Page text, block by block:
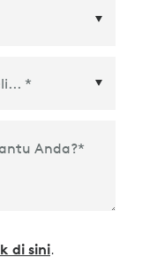
Anda?*
di sini.